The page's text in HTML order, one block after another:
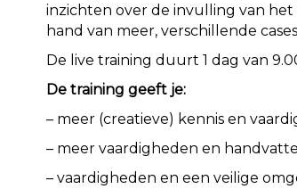
inzichten over de invulling van
hand van meer, verschillende
De live training duurt 1 dag van
De training geeft je:
– meer (creatieve) kennis en
– meer vaardigheden en
– vaardigheden en een veilige